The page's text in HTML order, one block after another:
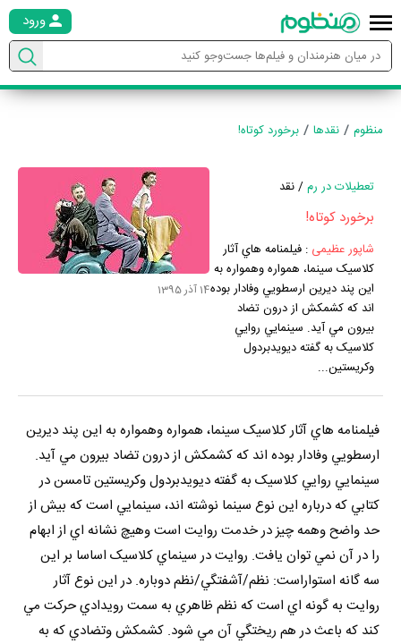
ورود
منظوم نقدها برخورد کوتاه!
تعطیلات در رم/ نقد
برخورد کوتاه!
شاپور عظیمی : فيلمنامه هاي آثار
کلاسيک سينما، همواره وهمواره به
اين پند ديرين ارسطويي وفادار بوده
اند که کشمکش از درون تضاد
بيرون مي آيد. سينمايي روايي
کلاسيک به گفته ديويدبردول
وکريستين...
14 آذر 1395
فيلمنامه هاي آثار کلاسيک سينما، همواره وهمواره به اين پند ديرين
ارسطويي وفادار بوده اند که کشمکش از درون تضاد بيرون مي آيد.
سينمايي روايي کلاسيک به گفته ديويدبردول وکريستين تامسن در
کتابي که درباره اين نوع سينما نوشته اند، سينمايي است که بيش از
حد واضح وهمه چيز در خدمت روايت است وهيچ نشانه اي از ابهام
را در آن نمي توان يافت. روايت در سينماي کلاسيک اساسا بر اين
سه گانه استواراست: نظم/آشفتگي/نظم دوباره. در اين نوع آثار
روايت به گونه اي است که نظم ظاهري به سمت رويدادي حرکت مي
کند که باعث در هم ريختگي آن مي شود. کشمکش وتضادي که به